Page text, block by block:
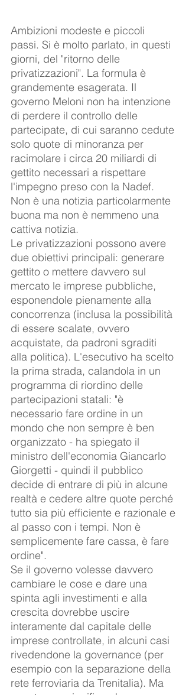
Ambizioni modeste e piccoli
passi. Si è molto parlato, in questi
giorni, del "ritorno delle
privatizzazioni". La formula è
grandemente esagerata. Il
governo Meloni non ha intenzione
di perdere il controllo delle
partecipate, di cui saranno cedute
solo quote di minoranza per
racimolare i circa 20 miliardi di
gettito necessari a rispettare
l'impegno preso con la Nadef.
Non è una notizia particolarmente
buona ma non è nemmeno una
cattiva notizia.
Le privatizzazioni possono avere
due obiettivi principali: generare
gettito o mettere davvero sul
mercato le imprese pubbliche,
esponendole pienamente alla
concorrenza (inclusa la possibilità
di essere scalate, ovvero
acquistate, da padroni sgraditi
alla politica). L'esecutivo ha scelto
la prima strada, calandola in un
programma di riordino delle
partecipazioni statali: "è
necessario fare ordine in un
mondo che non sempre è ben
organizzato - ha spiegato il
ministro dell'economia Giancarlo
Giorgetti - quindi il pubblico
decide di entrare di più in alcune
realtà e cedere altre quote perché
tutto sia più efficiente e razionale e
al passo con i tempi. Non è
semplicemente fare cassa, è fare
ordine".
Se il governo volesse davvero
cambiare le cose e dare una
spinta agli investimenti e alla
crescita dovrebbe uscire
interamente dal capitale delle
imprese controllate, in alcuni casi
rivedendone la governance (per
esempio con la separazione della
rete ferroviaria da Trenitalia). Ma